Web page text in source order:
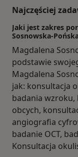
Najczęściej
Jaki jest zakres
Sosnowska-
Magdalena
podstawie
Magdalena
jak: konsultacja
badania wzroku,
obcych,
angiografia
badanie OCT,
Konsultacja